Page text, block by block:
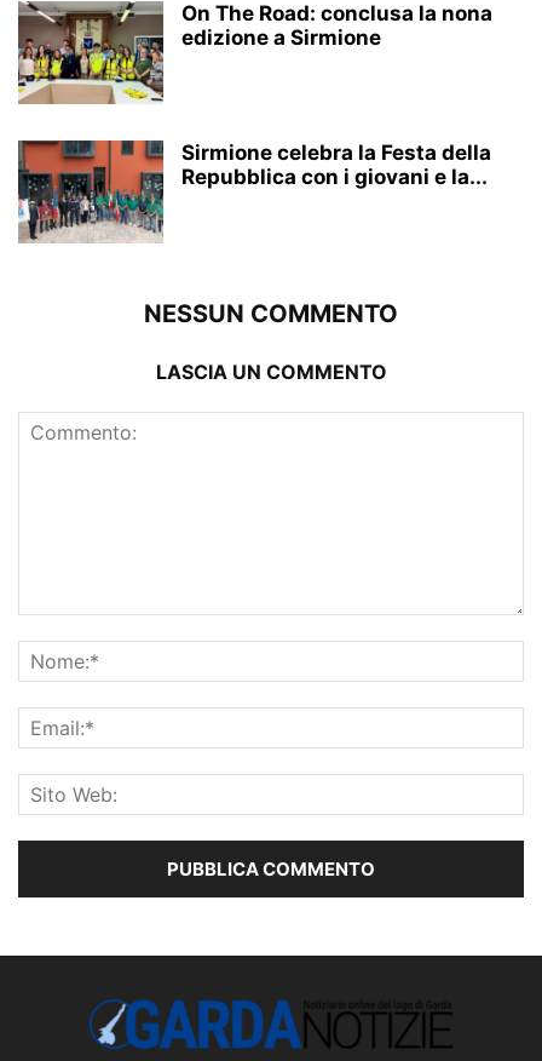
On The Road: conclusa la nona
edizione a Sirmione
Sirmione celebra la Festa della
Repubblica con i giovani e la...
NESSUN COMMENTO
LASCIA UN COMMENTO